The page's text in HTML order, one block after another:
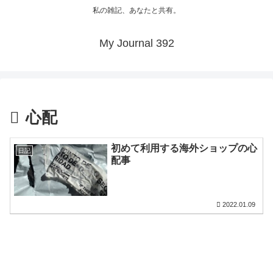
私の雑記、あなたと共有。
My Journal 392
心配
日記
初めて利用する海外ショップの心
配事
2022.01.09